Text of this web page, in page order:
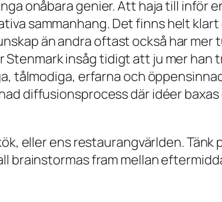
onåbara genier. Att haja till inför
sammanhang. Det finns helt
än andra oftast också har mer
insåg tidigt att ju mer han
tålmodiga, erfarna och
diffusionsprocess där idéer
eller ens restaurangvärlden. Tänk
brainstormas fram mellan